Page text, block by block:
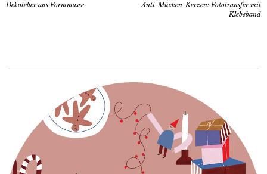
Dekoteller aus Formmasse
Anti-Mücken-Kerzen: Fototransfer mit
Klebeband